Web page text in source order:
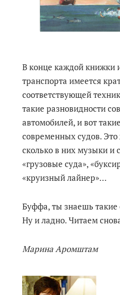
В конце каждой книжки
транспорта имеется
соответствующей
такие разновидности
автомобилей, и вот
современных судов. Это
сколько в них музыки и
«грузовые суда»,
«круизный лайнер»…
Буффа, ты знаешь такие
Ну и ладно. Читаем
Марина Аромштам